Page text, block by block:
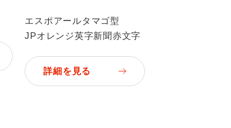
エスポアールタマゴ型
JPオレンジ英字新聞赤文字
詳細を見る